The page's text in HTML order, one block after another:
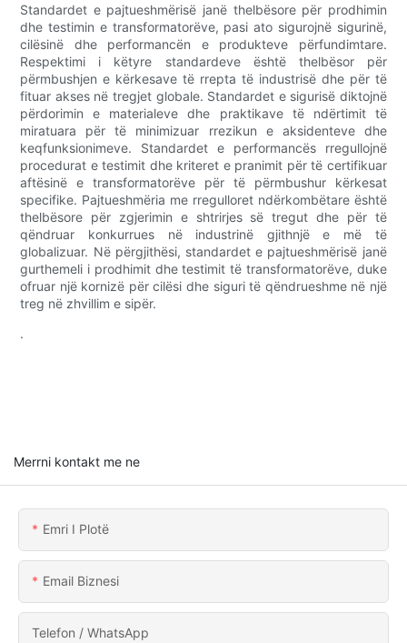
Standardet e pajtueshmërisë janë thelbësore për prodhimin
dhe testimin e transformatorëve, pasi ato sigurojnë sigurinë,
cilësinë dhe performancën e produkteve përfundimtare.
Respektimi i këtyre standardeve është thelbësor për
përmbushjen e kërkesave të rrepta të industrisë dhe për të
fituar akses në tregjet globale. Standardet e sigurisë diktojnë
përdorimin e materialeve dhe praktikave të ndërtimit të
miratuara për të minimizuar rrezikun e aksidenteve dhe
keqfunksionimeve. Standardet e performancës rregullojnë
procedurat e testimit dhe kriteret e pranimit për të certifikuar
aftësinë e transformatorëve për të përmbushur kërkesat
specifike. Pajtueshmëria me rregulloret ndërkombëtare është
thelbësore për zgjerimin e shtrirjes së tregut dhe për të
qëndruar konkurrues në industrinë gjithnjë e më të
globalizuar. Në përgjithësi, standardet e pajtueshmërisë janë
gurthemeli i prodhimit dhe testimit të transformatorëve, duke
ofruar një kornizë për cilësi dhe siguri të qëndrueshme në një
treg në zhvillim e sipër.
.
Merrni kontakt me ne
Emri I Plotë
Email Biznesi
Telefon / WhatsApp